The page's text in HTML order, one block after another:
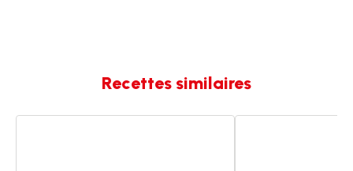
Recettes similaires